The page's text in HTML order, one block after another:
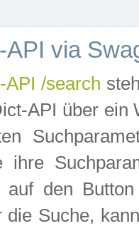
API via
API /search
API über
ihre
auf den
Suche,